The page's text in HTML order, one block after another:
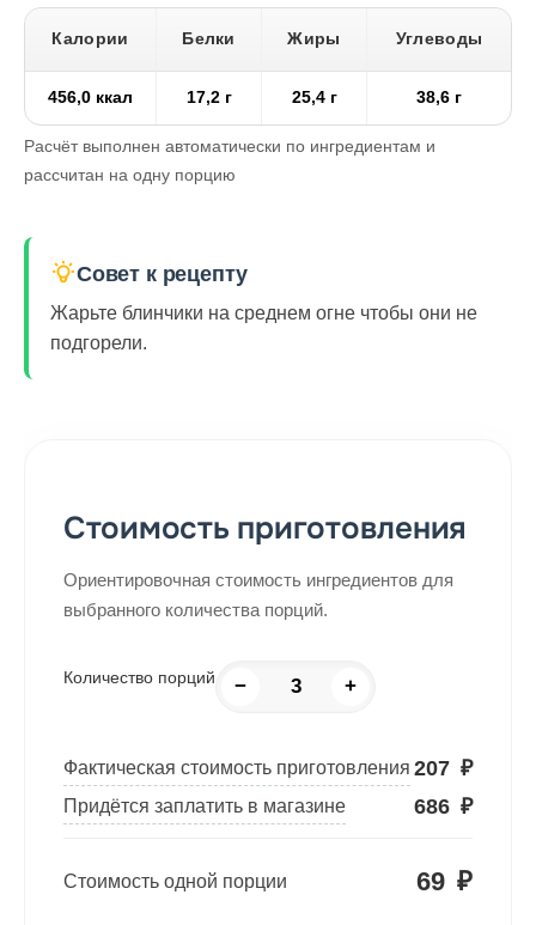
Калории Белки Жиры Углеводы
456,0 ккал 17,2 г 25,4 г 38,6 г
Расчёт выполнен автоматически по ингредиентам и
рассчитан на одну порцию
Совет к рецепту
Жарьте блинчики на среднем огне чтобы они не
подгорели.
Стоимость приготовления
Ориентировочная стоимость ингредиентов для
выбранного количества порций.
Количество порций − +
Фактическая стоимость приготовления 207 ₽
Придётся заплатить в магазине 686 ₽
Стоимость одной порции 69 ₽